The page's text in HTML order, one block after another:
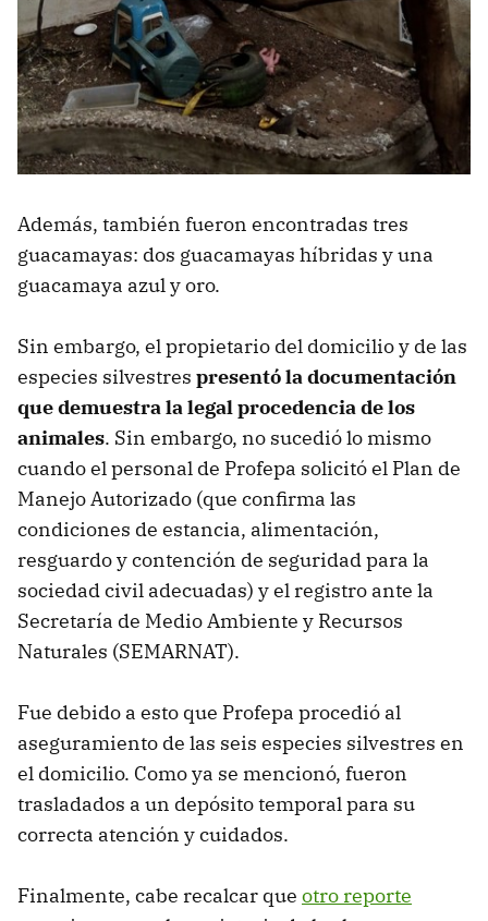
Además, también fueron encontradas tres
guacamayas: dos guacamayas híbridas y una
guacamaya azul y oro.
Sin embargo, el propietario del domicilio y de las
especies silvestres presentó la documentación
que demuestra la legal procedencia de los
animales. Sin embargo, no sucedió lo mismo
cuando el personal de Profepa solicitó el Plan de
Manejo Autorizado (que confirma las
condiciones de estancia, alimentación,
resguardo y contención de seguridad para la
sociedad civil adecuadas) y el registro ante la
Secretaría de Medio Ambiente y Recursos
Naturales (SEMARNAT).
Fue debido a esto que Profepa procedió al
aseguramiento de las seis especies silvestres en
el domicilio. Como ya se mencionó, fueron
trasladados a un depósito temporal para su
correcta atención y cuidados.
Finalmente, cabe recalcar que otro reporte